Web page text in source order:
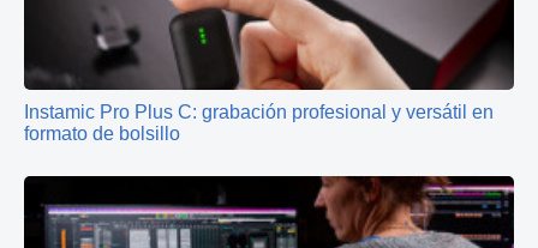
Instamic Pro Plus C: grabación profesional y versátil en
formato de bolsillo